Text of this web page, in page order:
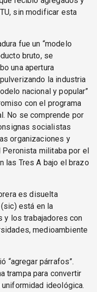
sin modificar esta
fue un “modelo
bruto, se
una apertura
la industria
nacional y popular”
con el programa
No se comprende por
socialistas
organizaciones y
Peronista militaba por el
las Tres A bajo el brazo
es disuelta
está en la
y los trabajadores con
medioambiente
“agregar párrafos”.
trampa para convertir
uniformidad ideológica.